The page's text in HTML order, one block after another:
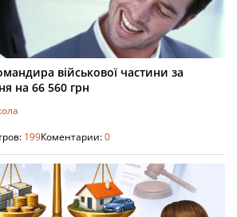
військової частини за
на 66 560 грн
199Коментарии:0